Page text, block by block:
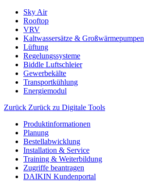
Sky Air
Rooftop
VRV
Kaltwassersätze & Großwärmepumpen
Lüftung
Regelungssysteme
Biddle Luftschleier
Gewerbekälte
Transportkühlung
Energiemodul
Zurück Zurück zu Digitale Tools
Produktinformationen
Planung
Bestellabwicklung
Installation & Service
Training & Weiterbildung
Zugriffe beantragen
DAIKIN Kundenportal